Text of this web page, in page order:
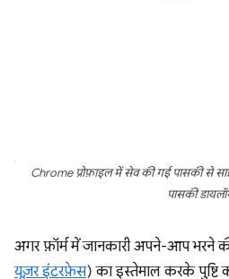
Chrome प्रोफ़ाइल में सेव की गई पासकी से
पासकी
अगर फ़ॉर्म में जानकारी अपने-आप भरने
यूज़र इंटरफ़ेस) का इस्तेमाल करके पुष्टि